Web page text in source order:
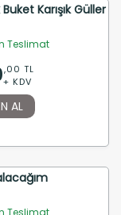
Karışık Güller
Teslimat
,00 TL
+ KDV
AL
Teslimat